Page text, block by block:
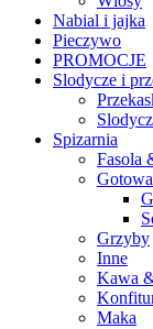
Nabial i jajka
Pieczywo
PROMOCJE
Slodycze i
Spizarnia
Fasola
Grzyby
Inne
Kawa
Maka